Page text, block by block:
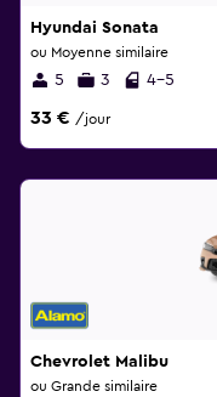
Hyundai Sonata
ou Moyenne similaire
5 3 4-5
33 € /jour
Chevrolet Malibu
ou Grande similaire